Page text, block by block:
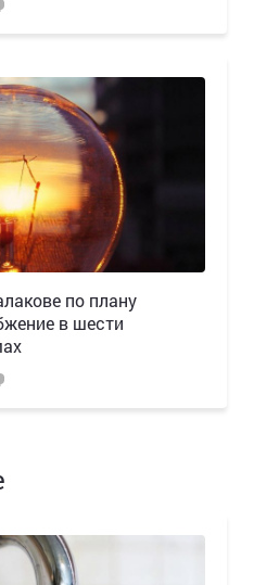
по плану
в шести